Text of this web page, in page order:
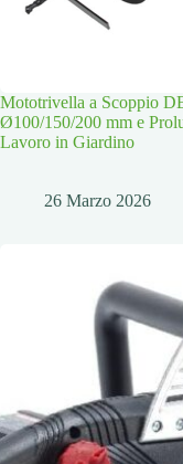
Mototrivella a Scoppio
Ø100/150/200 mm e
Lavoro in Giardino
26 Marzo 2026